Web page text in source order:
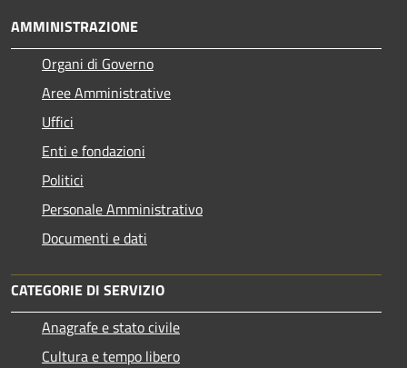
AMMINISTRAZIONE
Organi di Governo
Aree Amministrative
Uffici
Enti e fondazioni
Politici
Personale Amministrativo
Documenti e dati
CATEGORIE DI SERVIZIO
Anagrafe e stato civile
Cultura e tempo libero